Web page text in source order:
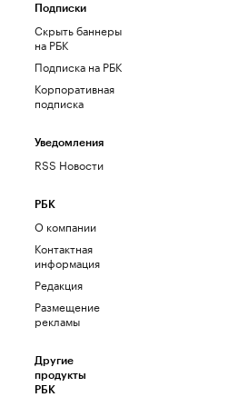
Подписки
Скрыть баннеры
на РБК
Подписка на РБК
Корпоративная
подписка
Уведомления
RSS Новости
РБК
О компании
Контактная
информация
Редакция
Размещение
рекламы
Другие
продукты
РБК